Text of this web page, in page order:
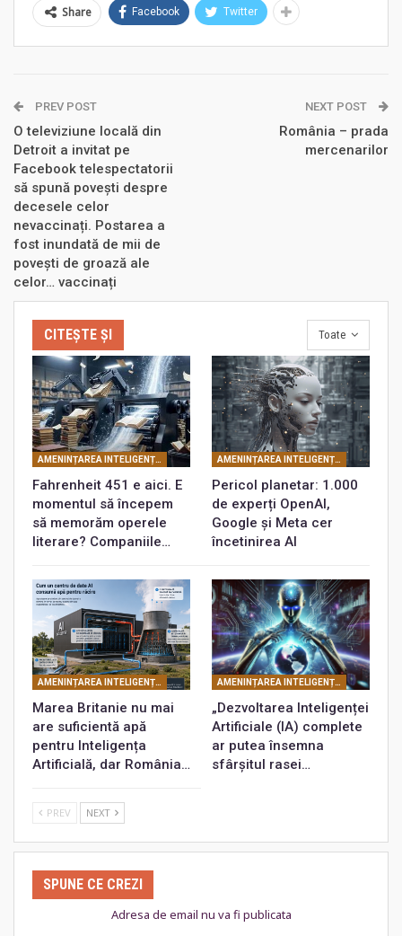
Share Facebook Twitter
PREV POST
O televiziune locală din
Detroit a invitat pe
Facebook telespectatorii
să spună povești despre
decesele celor
nevaccinați. Postarea a
fost inundată de mii de
povești de groază ale
celor… vaccinați
NEXT POST
România – prada
mercenarilor
Toate
CITEȘTE ȘI
AMENINȚAREA INTELIGENȚEI ARTIFICIALE
Fahrenheit 451 e aici. E
momentul să începem
să memorăm operele
literare? Companiile…
AMENINȚAREA INTELIGENȚEI ARTIFICIALE
Pericol planetar: 1.000
de experți OpenAI,
Google și Meta cer
încetinirea AI
AMENINȚAREA INTELIGENȚEI ARTIFICIALE
Marea Britanie nu mai
are suficientă apă
pentru Inteligența
Artificială, dar România…
AMENINȚAREA INTELIGENȚEI ARTIFICIALE
„Dezvoltarea Inteligenței
Artificiale (IA) complete
ar putea însemna
sfârșitul rasei…
PREV NEXT
SPUNE CE CREZI
Adresa de email nu va fi publicata